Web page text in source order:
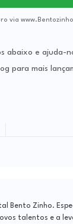
via
abaixo e ajuda-
para mais
Bento Zinho.
talentos e a